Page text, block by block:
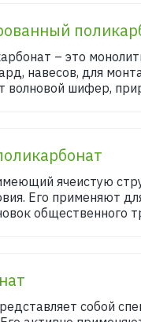
– это
навесов, для
шифер,
ячеистую
Его применяют
общественного
собой